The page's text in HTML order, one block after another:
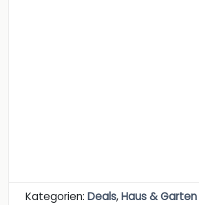
Kategorien: Deals,Haus & Garten